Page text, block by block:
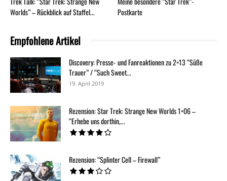
Worlds” – Rückblick auf Staffel...
Postkarte
Empfohlene Artikel
Discovery: Presse- und Fanreaktionen zu 2×13 “Süße
Trauer” / “Such Sweet...
19. April 2019
Rezension: Star Trek: Strange New Worlds 1×06 –
“Erhebe uns dorthin,...
Rezension: “Splinter Cell – Firewall”